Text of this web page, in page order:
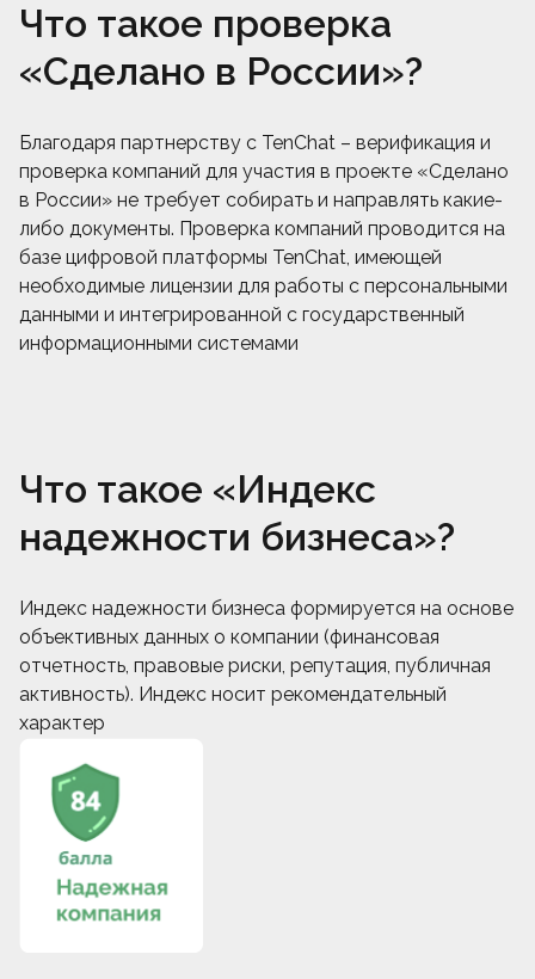
Что такое проверка
«Сделано в России»?
Благодаря партнерству c TenChat – верификация и
проверка компаний для участия в проекте «Сделано
в России» не требует собирать и направлять какие-
либо документы. Проверка компаний проводится на
базе цифровой платформы TenChat, имеющей
необходимые лицензии для работы с персональными
данными и интегрированной с государственный
информационными системами
Что такое «Индекс
надежности бизнеса»?
Индекс надежности бизнеса формируется на основе
объективных данных о компании (финансовая
отчетность, правовые риски, репутация, публичная
активность). Индекс носит рекомендательный
характер